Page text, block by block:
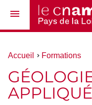
Vous
ici :
Accueil Formations